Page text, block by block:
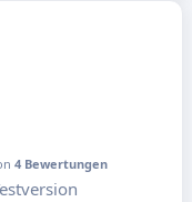
4 Bewertungen